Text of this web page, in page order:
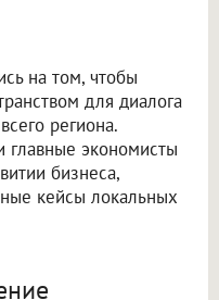
на том, чтобы
для диалога
региона.
главные экономисты
бизнеса,
кейсы локальных